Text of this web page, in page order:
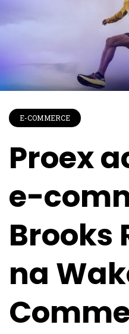
E-COMMERCE
Proex
e-
Brooks
na